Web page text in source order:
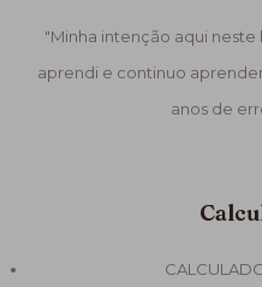
"Minha intenção aqui
aprendi e continuo
anos de